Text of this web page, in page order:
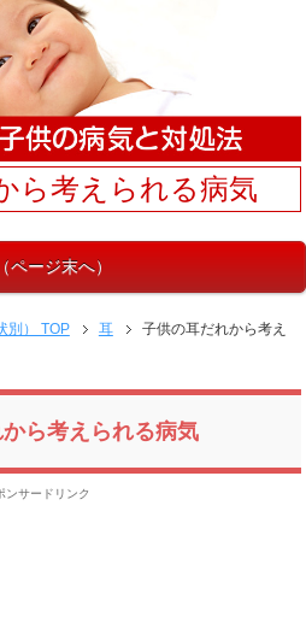
ら考えられる病気
ージ末へ）
別） TOP 耳
子供の耳だれから考え
ら考えられる病気
ンサードリンク